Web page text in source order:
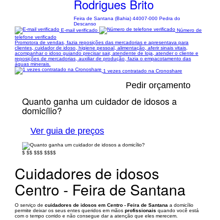
Rodrigues Brito
Feira de Santana (Bahia) 44007-000 Pedra do
Descanso
E-mail verificado
Número de
telefone verificado
Promotora de vendas, fazia reposições das mercadorias e apresentava para
clientes, cuidador de idoso, higiene pessoal, alimentação, aferir sinais vitais,
acompanhar o idoso guiando precisar sair, atendente de loja, atender o cliente e
reposições de mercadorias, auxiliar de produção, fazia o empacotamento das
águas minerais.
1 vezes contratado na Cronoshare
Pedir orçamento
Quanto ganha um cuidador de idosos a
domicílio?
Ver guia de preços
$ $$ $$$ $$$$
Cuidadores de idosos
Centro - Feira de Santana
O serviço de cuidadores de idosos em Centro - Feira de Santana a domicílio
permite deixar os seus entes queridos em mãos profissionais quando você está
com o tempo corrido e não consegue dar a atenção que eles merecem.